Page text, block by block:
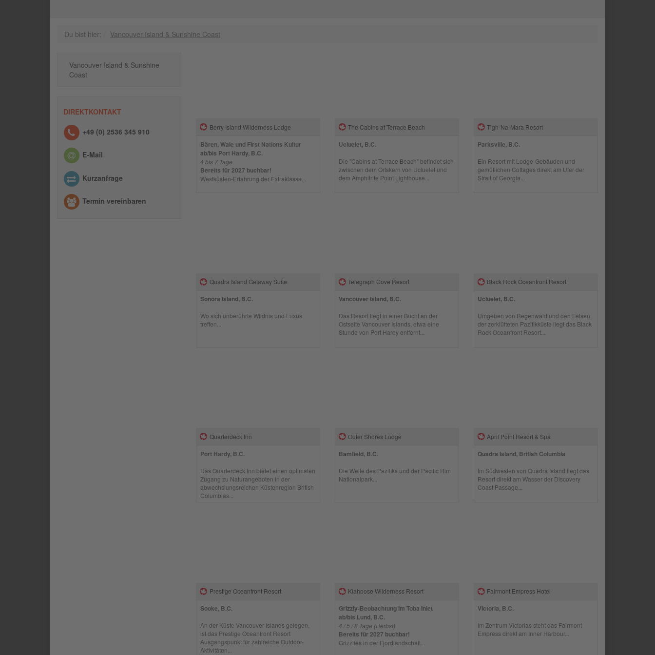
Du bist hier: Vancouver Island & Sunshine Coast
Vancouver Island & Sunshine
Coast
DIREKTKONTAKT
+49 (0) 2536 345 910
E-Mail
Kurzanfrage
Termin vereinbaren
Berry Island Wilderness Lodge
Bären, Wale und First Nations Kultur
ab/bis Port Hardy, B.C.
4 bis 7 Tage
Bereits für 2027 buchbar!
Westküsten-Erfahrung der Extraklasse...
The Cabins at Terrace Beach
Ucluelet, B.C.
Die "Cabins at Terrace Beach" befindet sich
zwischen dem Ortskern von Ucluelet und
dem Amphitrite Point Lighthouse...
Tigh-Na-Mara Resort
Parksville, B.C.
Ein Resort mit Lodge-Gebäuden und
gemütlichen Cottages direkt am Ufer der
Strait of Georgia...
Quadra Island Getaway Suite
Sonora Island, B.C.
Wo sich unberührte Wildnis und Luxus
treffen...
Telegraph Cove Resort
Vancouver Island, B.C.
Das Resort liegt in einer Bucht an der
Ostseite Vancouver Islands, etwa eine
Stunde von Port Hardy entfernt...
Black Rock Oceanfront Resort
Ucluelet, B.C.
Umgeben von Regenwald und den Felsen
der zerklüfteten Pazifikküste liegt das Black
Rock Oceanfront Resort...
Quarterdeck Inn
Port Hardy, B.C.
Das Quarterdeck Inn bietet einen optimalen
Zugang zu Naturangeboten in der
abwechslungsreichen Küstenregion British
Columbias...
Outer Shores Lodge
Bamfield, B.C.
Die Weite des Pazifiks und der Pacific Rim
Nationalpark...
April Point Resort & Spa
Quadra Island, British Columbia
Im Südwesten von Quadra Island liegt das
Resort direkt am Wasser der Discovery
Coast Passage...
Prestige Oceanfront Resort
Sooke, B.C.
An der Küste Vancouver Islands gelegen,
ist das Prestige Oceanfront Resort
Ausgangspunkt für zahlreiche Outdoor-
Aktivitäten...
Klahoose Wilderness Resort
Grizzly-Beobachtung im Toba Inlet
ab/bis Lund, B.C.
4 / 5 / 8 Tage (Herbst)
Bereits für 2027 buchbar!
Grizzlies in der Fjordlandschaft...
Fairmont Empress Hotel
Victoria, B.C.
Im Zentrum Victorias steht das Fairmont
Empress direkt am Inner Harbour...